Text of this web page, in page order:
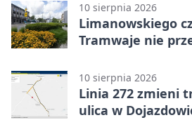
10 sierpnia 2026
Limanowskiego
Tramwaje nie
10 sierpnia 2026
Linia 272 zmieni
ulica w